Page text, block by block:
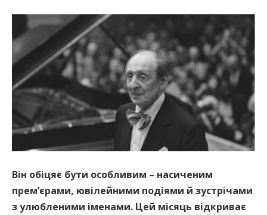
Він обіцяє бути особливим – насиченим
прем’єрами, ювілейними подіями й зустрічами
з улюбленими іменами. Цей місяць відкриває